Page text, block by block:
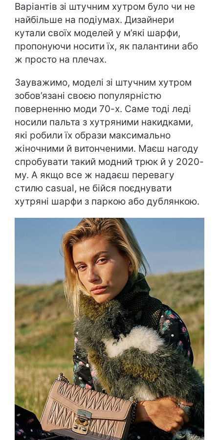
Варіантів зі штучним хутром було чи не
найбільше на подіумах. Дизайнери
кутали своїх моделей у м’які шарфи,
пропонуючи носити їх, як палантини або
ж просто на плечах.
Зауважимо, моделі зі штучним хутром
зобов’язані своєю популярністю
поверненню моди 70-х. Саме тоді леді
носили пальта з хутряними накидками,
які робили їх образи максимально
жіночними й витонченими. Маєш нагоду
спробувати такий модний трюк й у 2020-
му. А якщо все ж надаєш перевагу
стилю casual, не бійся поєднувати
хутряні шарфи з паркою або дублянкою.